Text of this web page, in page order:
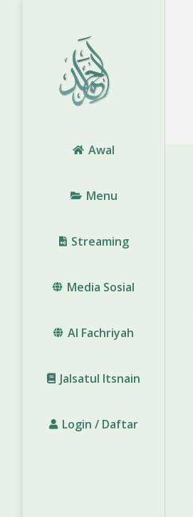
Awal
Menu
Streaming
Media Sosial
Al Fachriyah
Jalsatul Itsnain
Login / Daftar